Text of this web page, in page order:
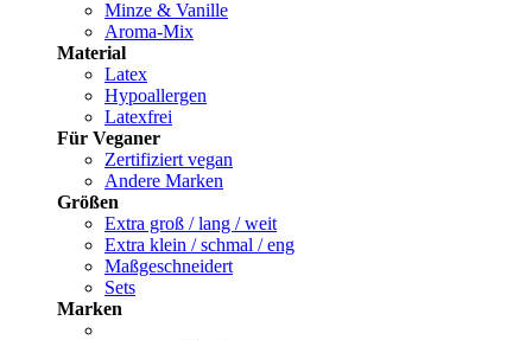
Minze & Vanille
Aroma-Mix
Material
Latex
Hypoallergen
Latexfrei
Für Veganer
Zertifiziert vegan
Andere Marken
Größen
Extra groß / lang / weit
Extra klein / schmal / eng
Maßgeschneidert
Sets
Marken